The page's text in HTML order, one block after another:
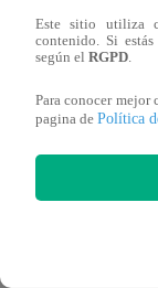
ustedes son
que le dio el
Este sitio utiliza
contenido. Si
según el RGPD.
Para conocer mejor
pagina de Política